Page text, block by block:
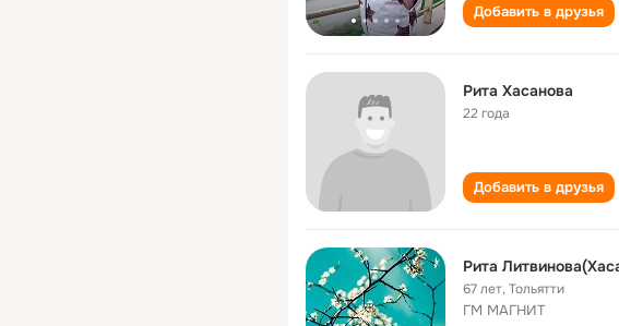
Добавить в друзья
Рита Хасанова
22 года
Добавить в друзья
Рита
67 лет,Тольятти
ГМ МАГНИТ